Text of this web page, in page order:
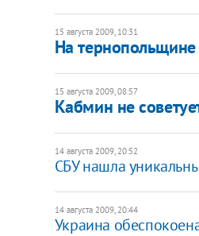
15 августа 2009, 10:31
На
15 августа 2009, 08:57
Кабмин не
14 августа 2009, 20:52
СБУ нашла
14 августа 2009, 20:44
Украина